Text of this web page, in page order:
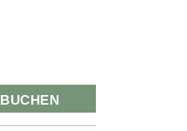
BUCHEN